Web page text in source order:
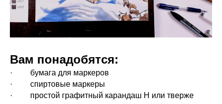
Вам понадобятся:
· бумага для маркеров
· спиртовые маркеры
· простой графитный карандаш Н или тверже